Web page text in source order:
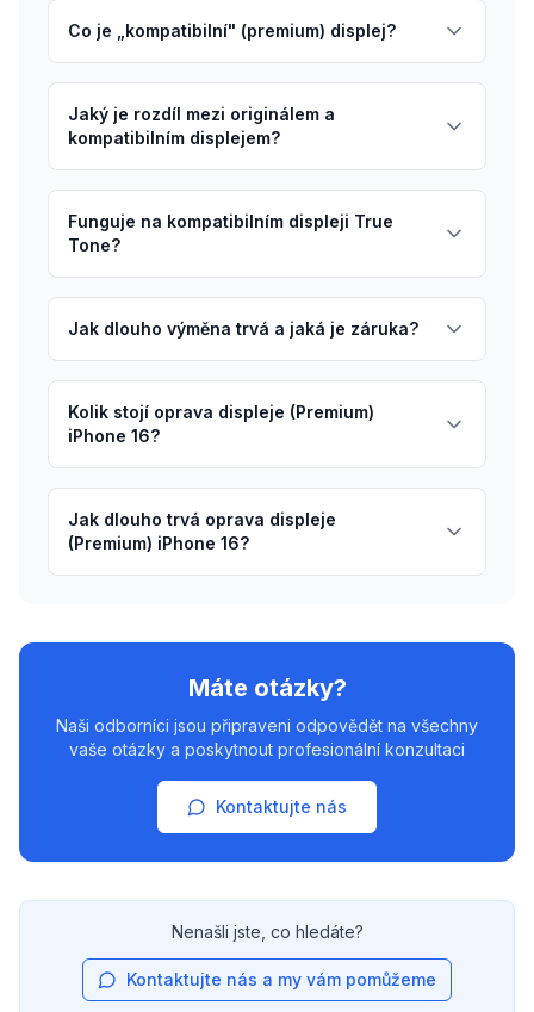
Co je „kompatibilní" (premium) displej?
Jaký je rozdíl mezi originálem a
kompatibilním displejem?
Funguje na kompatibilním displeji True
Tone?
Jak dlouho výměna trvá a jaká je záruka?
Kolik stojí oprava displeje (Premium)
iPhone 16?
Jak dlouho trvá oprava displeje
(Premium) iPhone 16?
Máte otázky?
Naši odborníci jsou připraveni odpovědět na všechny
vaše otázky a poskytnout profesionální konzultaci
Kontaktujte nás
Nenašli jste, co hledáte?
Kontaktujte nás a my vám pomůžeme